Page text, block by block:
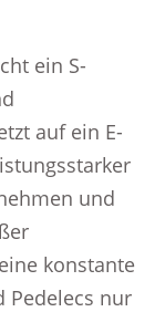
ein S-
auf ein E-
und
konstante
Pedelecs nur